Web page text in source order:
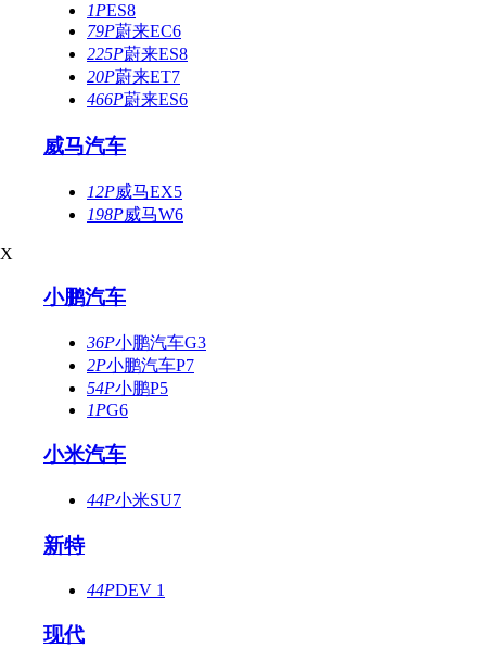
1PES8
79P蔚来EC6
225P蔚来ES8
20P蔚来ET7
466P蔚来ES6
威马汽车
12P威马EX5
198P威马W6
X
小鹏汽车
36P小鹏汽车G3
2P小鹏汽车P7
54P小鹏P5
1PG6
小米汽车
44P小米SU7
新特
44PDEV 1
现代